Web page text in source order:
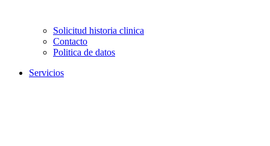
Solicitud historia clinica
Contacto
Politica de datos
Servicios